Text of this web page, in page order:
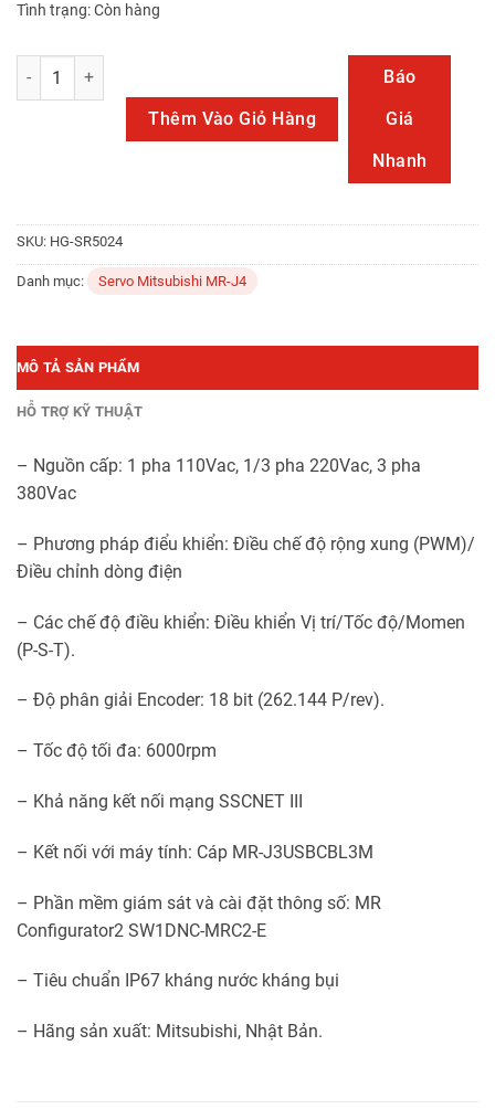
Tình trạng: Còn hàng
HG-SR5024 số lượng
Thêm Vào Giỏ Hàng
Báo
Giá
Nhanh
SKU: HG-SR5024
Danh mục: Servo Mitsubishi MR-J4
MÔ TẢ SẢN PHẨM
HỖ TRỢ KỸ THUẬT
– Nguồn cấp: 1 pha 110Vac, 1/3 pha 220Vac, 3 pha
380Vac
– Phương pháp điểu khiển: Điều chế độ rộng xung (PWM)/
Điều chỉnh dòng điện
– Các chế độ điều khiển: Điều khiển Vị trí/Tốc độ/Momen
(P-S-T).
– Độ phân giải Encoder: 18 bit (262.144 P/rev).
– Tốc độ tối đa: 6000rpm
– Khả năng kết nối mạng SSCNET III
– Kết nối với máy tính: Cáp MR-J3USBCBL3M
– Phần mềm giám sát và cài đặt thông số: MR
Configurator2 SW1DNC-MRC2-E
– Tiêu chuẩn IP67 kháng nước kháng bụi
– Hãng sản xuất: Mitsubishi, Nhật Bản.